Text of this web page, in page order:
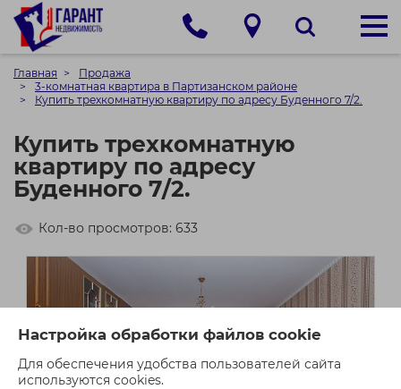
Настройка обработки файлов cookie
Для обеспечения удобства пользователей сайта
используются cookies.
Главная
Продажа
3-комнатная квартира в Партизанском районе
Купить трехкомнатную квартиру по адресу Буденного 7/2.
Купить трехкомнатную
квартиру по адресу
Буденного 7/2.
Кол-во просмотров: 633